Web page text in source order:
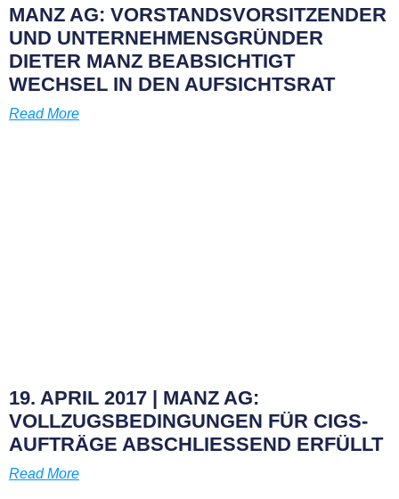
MANZ AG: VORSTANDSVORSITZENDER
UND UNTERNEHMENSGRÜNDER
DIETER MANZ BEABSICHTIGT
WECHSEL IN DEN AUFSICHTSRAT
Read More
19. APRIL 2017 | MANZ AG:
VOLLZUGSBEDINGUNGEN FÜR CIGS-
AUFTRÄGE ABSCHLIESSEND ERFÜLLT
Read More